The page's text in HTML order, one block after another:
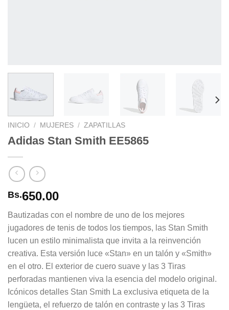
INICIO / MUJERES / ZAPATILLAS
Adidas Stan Smith EE5865
Bs.650.00
Bautizadas con el nombre de uno de los mejores
jugadores de tenis de todos los tiempos, las Stan Smith
lucen un estilo minimalista que invita a la reinvención
creativa. Esta versión luce «Stan» en un talón y «Smith»
en el otro. El exterior de cuero suave y las 3 Tiras
perforadas mantienen viva la esencia del modelo original.
Icónicos detalles Stan Smith La exclusiva etiqueta de la
lengüeta, el refuerzo de talón en contraste y las 3 Tiras